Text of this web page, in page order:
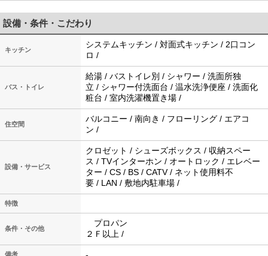
設備・条件・こだわり
キッチン
システムキッチン / 対面式キッチン / 2口コン
ロ /
バス・トイレ
給湯 / バストイレ別 / シャワー / 洗面所独
立 / シャワー付洗面台 / 温水洗浄便座 / 洗面化
粧台 / 室内洗濯機置き場 /
住空間
バルコニー / 南向き / フローリング / エアコ
ン /
設備・サービス
クロゼット / シューズボックス / 収納スペー
ス / TVインターホン / オートロック / エレベー
ター / CS / BS / CATV / ネット使用料不
要 / LAN / 敷地内駐車場 /
特徴
条件・その他
プロパン
２Ｆ以上 /
備考